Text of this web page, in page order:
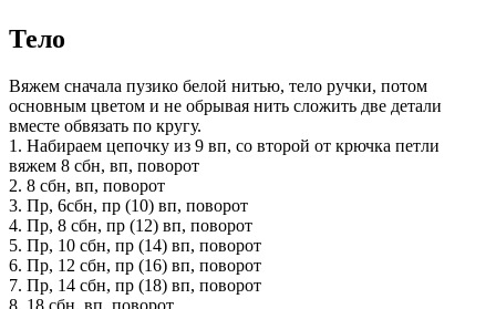
Тело
Вяжем сначала пузико белой нитью, тело ручки, потом
основным цветом и не обрывая нить сложить две детали
вместе обвязать по кругу.
1. Набираем цепочку из 9 вп, со второй от крючка петли
вяжем 8 сбн, вп, поворот
2. 8 сбн, вп, поворот
3. Пр, 6сбн, пр (10) вп, поворот
4. Пр, 8 сбн, пр (12) вп, поворот
5. Пр, 10 сбн, пр (14) вп, поворот
6. Пр, 12 сбн, пр (16) вп, поворот
7. Пр, 14 сбн, пр (18) вп, поворот